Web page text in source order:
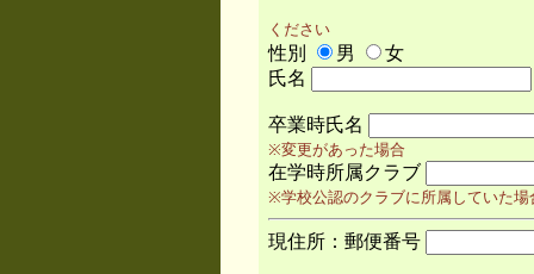
ください
性別 男
女
氏名
卒業時氏名
※変更があった場合
在学時所属クラブ
※学校公認のクラブに所属していた場
現住所：郵便番号